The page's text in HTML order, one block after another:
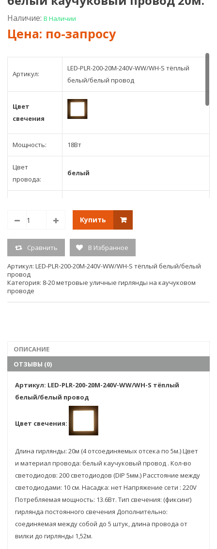
белый2
Наличие: В Наличии
Артикул:
LED-PLR-200-20M-240V-WW/WH-S тёплый
белый/белый провод
Цвет
свечения
Мощность: 18Вт
Цвет
провода:
белый
доп.описание
тёплых белых светодиодов, белый провод
Напряжение 220V
Размер
светодиодов
Единица
измерения
(ед.изм.)
шт.
Купить
Сравнить В Избранное
Артикул: LED-PLR-200-20M-240V-WW/WH-S тёплый белый/белый
провод
Категория: 8-20 метровые уличные гирлянды на каучуковом
проводе
ОПИСАНИЕ
ОТЗЫВЫ (0)
Артикул: LED-PLR-200-20M-240V-WW/WH-S тёплый
белый/белый провод
Цвет свечения:
Длина гирлянды: 20м (4 отсоединяемых отсека по 5м.) Цвет
и материал провода: белый каучуковый провод . Кол-во
светодиодов: 200 светодиодов (DIP 5мм.) Расстояние между
светодиодами: 10 см. Насадка: нет Напряжение сети : 220V
Потребляемая мощность: 13.6Вт. Тип свечения: (фиксинг)
гирлянда постоянного свечения Дополнительно:
соединяемая между собой до 5 штук, длина провода от
вилки до гирлянды 1,52м.